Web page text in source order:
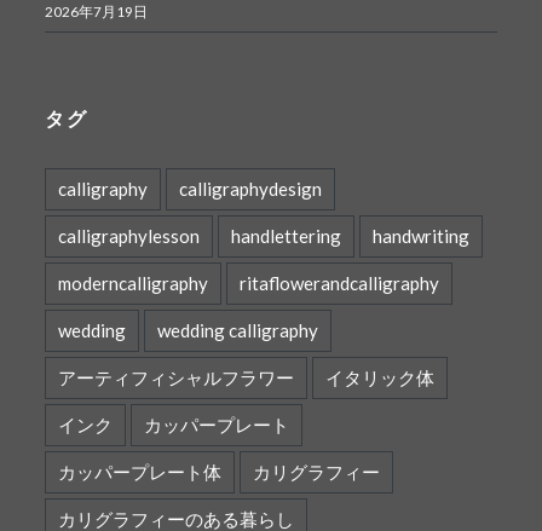
2026年7月19日
タグ
calligraphy calligraphydesign
calligraphylesson handlettering handwriting
moderncalligraphy ritaflowerandcalligraphy
wedding wedding calligraphy
アーティフィシャルフラワー イタリック体
インク カッパープレート
カッパープレート体 カリグラフィー
カリグラフィーのある暮らし